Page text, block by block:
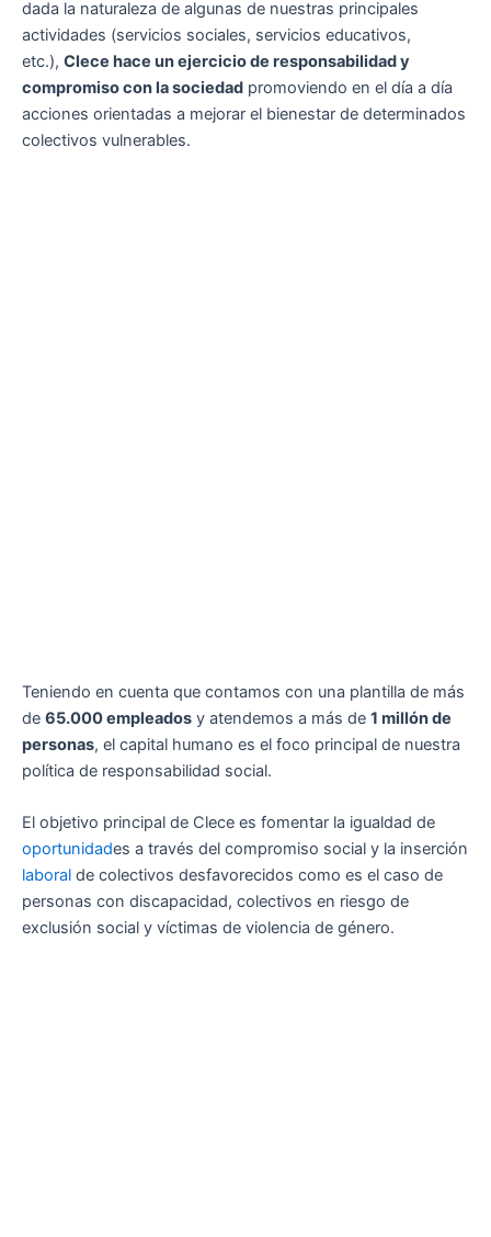
dada la naturaleza de algunas de nuestras principales
actividades (servicios sociales, servicios educativos,
etc.), Clece hace un ejercicio de responsabilidad y
compromiso con la sociedad promoviendo en el día a día
acciones orientadas a mejorar el bienestar de determinados
colectivos vulnerables.
Teniendo en cuenta que contamos con una plantilla de más
de 65.000 empleados y atendemos a más de 1 millón de
personas, el capital humano es el foco principal de nuestra
política de responsabilidad social.
El objetivo principal de Clece es fomentar la igualdad de
oportunidades a través del compromiso social y la inserción
laboral de colectivos desfavorecidos como es el caso de
personas con discapacidad, colectivos en riesgo de
exclusión social y víctimas de violencia de género.